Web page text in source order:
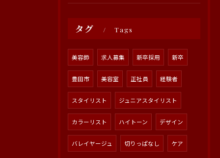
タグ Tags
美容師 求人募集 新卒採用 新卒
豊田市 美容室 正社員 経験者
スタイリスト ジュニアスタイリスト
カラーリスト ハイトーン デザイン
バレイヤージュ 切りっぱなし ケア